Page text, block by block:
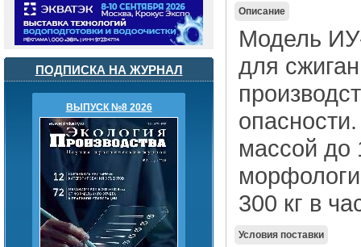
ПОДПИСКА НА ЖУРНАЛ
ВЫПУСК №8 2026
Описание
Модель
для
массой до
300 кг в
Условия поставки